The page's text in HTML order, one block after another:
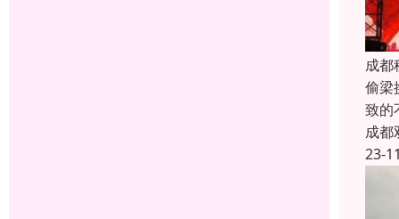
成都
偷梁
致的
成都
23-